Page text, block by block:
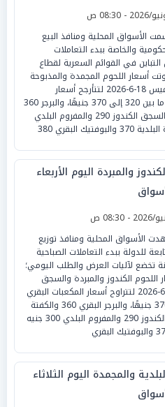
الأسواق المحلية ومنافذ البيع
والخاصة ببدء التعاملات
التباين في القوائم السعرية لقطاع
أسعار اللحوم المجمدة والمذبوحة
والقائم اليوم الخميس 18-6-2026 لتتأرجح أسعار
المكعبات الكندوز ما بين 320 إلى 370 جنيهًا، والبرجر 360
والكفتة البلدية والسجق الكندوز 290 والمفروم البلدي
والمبردة اليوم الأربعاء
الأسواق المحلية ومنافذ توزيع
للدولة ببدء التعاملات الصباحية
تخضع لآليات العرض والطلب اليومي؛
الكندوز والمبردة والسجق
اليوم الأربعاء 17-6-2026 لتتراوح أسعار المكعبات البقري
ما بين 320 إلى 370 جنيهًا، والبرجر البقري 360 والكفتة
الكندوز والسجق الكندوز 290 والمفروم البلدي 300 جنيه
والمجمدة اليوم الثلاثاء